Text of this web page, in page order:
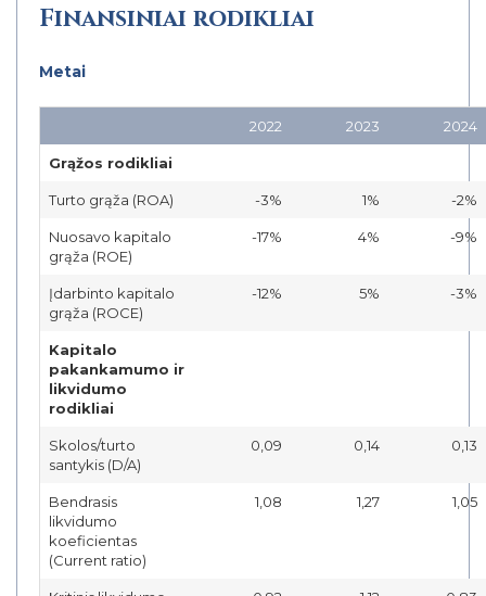
Finansiniai rodikliai
Metai
2022 2023 2024
Grąžos rodikliai
Turto grąža (ROA) -3% 1% -2%
Nuosavo kapitalo
grąža (ROE)
-17% 4% -9%
Įdarbinto kapitalo
grąža (ROCE)
-12% 5% -3%
Kapitalo
pakankamumo ir
likvidumo
rodikliai
Skolos/turto
santykis (D/A)
0,09 0,14 0,13
Bendrasis
likvidumo
koeficientas
(Current ratio)
1,08 1,27 1,05